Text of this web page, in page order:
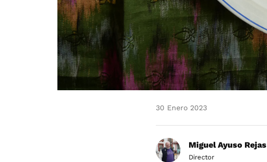
30 Enero 2023
Miguel Ayuso Rejas
Director